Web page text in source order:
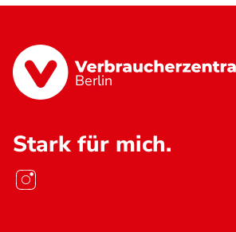
Berlin
Stark für mich.